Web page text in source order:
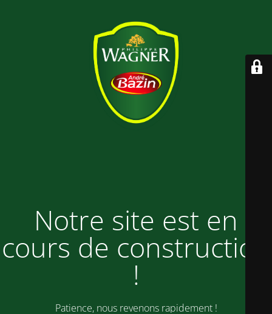
Notre site est en
cours de construction
!
Patience, nous revenons rapidement !